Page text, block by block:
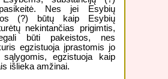
Nes jei Esybių
(?) būtų kaip Esybių
nekintančias prigimtis,
būti pakeistos, nes
egzistuoja įprastomis jo
sąlygomis, egzistuoja kaip
išlieka amžinai.